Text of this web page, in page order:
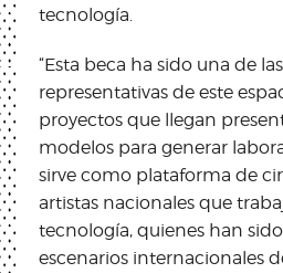
tecnología.
“Esta beca ha sido una de
representativas de este
proyectos que llegan
modelos para generar
sirve como plataforma de
artistas nacionales que
tecnología, quienes han
escenarios internacionales